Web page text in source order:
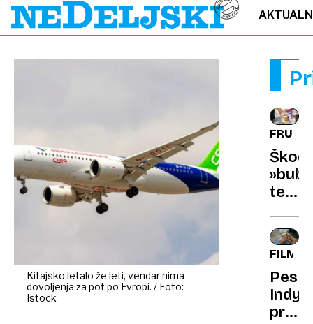
Kitajsko letalo že leti, vendar nima
dovoljenja za pot po Evropi. / Foto:
Istock
tea«:
pitja
pijače
so
ji
FILMI
Pes
Indy: